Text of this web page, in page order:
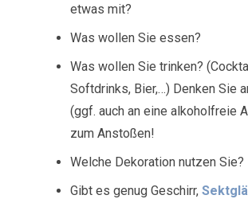
etwas mit?
Was wollen Sie essen?
Was wollen Sie trinken?
Softdrinks, Bier,…) Denken Sie
(ggf. auch an eine alkoholfreie
zum Anstoßen!
Welche Dekoration nutzen Sie?
Gibt es genug Geschirr,